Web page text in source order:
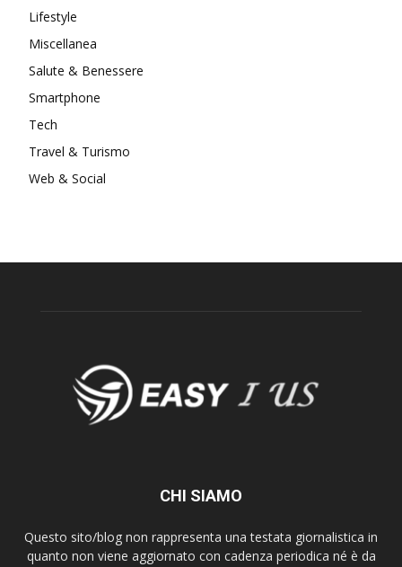
Lifestyle
Miscellanea
Salute & Benessere
Smartphone
Tech
Travel & Turismo
Web & Social
CHI SIAMO
Questo sito/blog non rappresenta una testata giornalistica in
quanto non viene aggiornato con cadenza periodica né è da